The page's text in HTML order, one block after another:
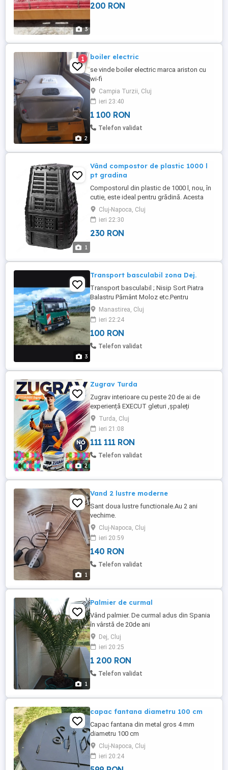
3
200 RON
2
1 boiler electric
se vinde boiler electric marca ariston cu
wi-fi
Campia Turzii, Cluj
ieri 23:40
1 100 RON
Telefon validat
1
Vând compostor de plastic 1000 l
pt gradina
Compostorul din plastic de 1000 l, nou, în
cutie, este ideal pentru grădină. Acesta
este rezistent și durabil, oferind un mod
eficient de a composta deșeurile organice
din gospodărie. dimensiuni
933mmx933mmx1460mm. se vinde doar
Cluj-Napoca, Cluj
ieri 22:30
230 RON
3
Transport basculabil zona Dej.
Transport basculabil ; Nisip Sort Piatra
Balastru Pământ Moloz etc.Pentru
comenzi .
Manastirea, Cluj
ieri 22:24
100 RON
Telefon validat
2
Zugrav Turda
Zugrav interioare cu peste 20 de ai de
experiență EXECUT gleturi ,șpaleți
geamuri uși zugrăveli lavabile - case -
birouri -scări de bloc-orice poate fi
zugrăvit .Pentru o ofertă de preț mă
deplasez în zonă, prin intermediul
telefonului nu se poate stabiliți
Turda, Cluj
ieri 21:08
111 111 RON
Telefon validat
1
Vand 2 lustre moderne
Sant doua lustre functionale.Au 2 ani
vechime.
Cluj-Napoca, Cluj
ieri 20:59
140 RON
Telefon validat
1
Palmier de curmal
Vând palmier. De curmal adus din Spania
în vârstă de 20de ani
Dej, Cluj
ieri 20:25
1 200 RON
Telefon validat
capac fantana diametru 100 cm
Capac fantana din metal gros 4 mm
diametru 100 cm
Cluj-Napoca, Cluj
ieri 20:24